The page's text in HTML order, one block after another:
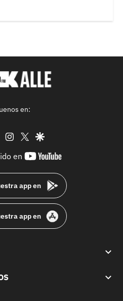
en:
tiktok instagram
twittergoogle
en
youtube-
app en
app en